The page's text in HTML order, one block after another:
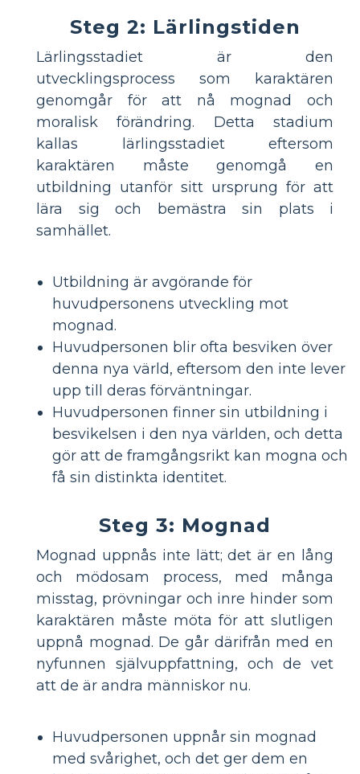
Steg 2: Lärlingstiden
Lärlingsstadiet är den
utvecklingsprocess som karaktären
genomgår för att nå mognad och
moralisk förändring. Detta stadium
kallas lärlingsstadiet eftersom
karaktären måste genomgå en
utbildning utanför sitt ursprung för att
lära sig och bemästra sin plats i
samhället.
Utbildning är avgörande för
huvudpersonens utveckling mot
mognad.
Huvudpersonen blir ofta besviken över
denna nya värld, eftersom den inte lever
upp till deras förväntningar.
Huvudpersonen finner sin utbildning i
besvikelsen i den nya världen, och detta
gör att de framgångsrikt kan mogna och
få sin distinkta identitet.
Steg 3: Mognad
Mognad uppnås inte lätt; det är en lång
och mödosam process, med många
misstag, prövningar och inre hinder som
karaktären måste möta för att slutligen
uppnå mognad. De går därifrån med en
nyfunnen självuppfattning, och de vet
att de är andra människor nu.
Huvudpersonen uppnår sin mognad
med svårighet, och det ger dem en